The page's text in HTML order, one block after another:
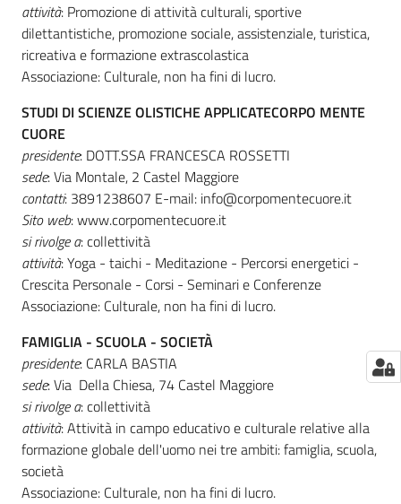
attività: Promozione di attività culturali, sportive
dilettantistiche, promozione sociale, assistenziale, turistica,
ricreativa e formazione extrascolastica
Associazione: Culturale, non ha fini di lucro.
STUDI DI SCIENZE OLISTICHE APPLICATECORPO MENTE
CUORE
presidente: DOTT.SSA FRANCESCA ROSSETTI
sede: Via Montale, 2 Castel Maggiore
contatti: 3891238607 E-mail: info@corpomentecuore.it
Sito web: www.corpomentecuore.it
si rivolge a: collettività
attività: Yoga - taichi - Meditazione - Percorsi energetici -
Crescita Personale - Corsi - Seminari e Conferenze
Associazione: Culturale, non ha fini di lucro.
FAMIGLIA - SCUOLA - SOCIETÀ
presidente: CARLA BASTIA
sede: Via Della Chiesa, 74 Castel Maggiore
si rivolge a: collettività
attività: Attività in campo educativo e culturale relative alla
formazione globale dell'uomo nei tre ambiti: famiglia, scuola,
società
Associazione: Culturale, non ha fini di lucro.